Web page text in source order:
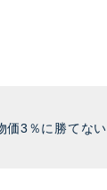
価3％に勝てない